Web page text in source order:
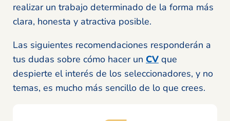
realizar un trabajo determinado de la forma más
clara, honesta y atractiva posible.
Las siguientes recomendaciones responderán a
tus dudas sobre cómo hacer un CV que
despierte el interés de los seleccionadores, y no
temas, es mucho más sencillo de lo que crees.